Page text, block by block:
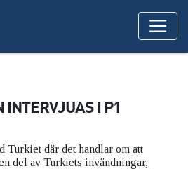
INTERVJUAS I P1
Turkiet där det handlar om att
del av Turkiets invändningar,